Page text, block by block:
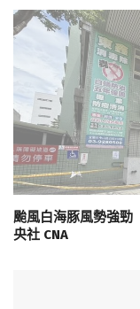
颱風白海豚風勢強
央社 CNA